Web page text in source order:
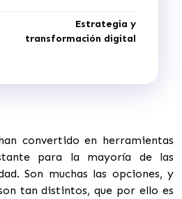
Estrategia y
transformación digital
convertido en herramientas
para la mayoría de las
Son muchas las opciones, y
tan distintos, que por ello es